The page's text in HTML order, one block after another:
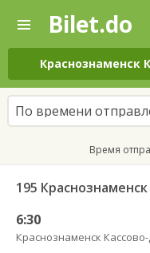
—
Поиск
и
покупка
билетов
на
автобус
онлайн
Bilet.do
По времени
Время
195
6:30